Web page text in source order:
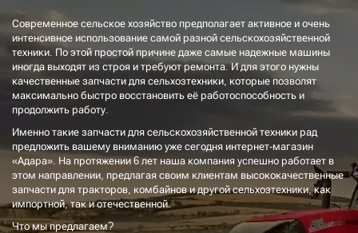
Современное сельское хозяйство предполагает активное и очень
интенсивное использование самой разной сельскохозяйственной
техники. По этой простой причине даже самые надежные машины
иногда выходят из строя и требуют ремонта. И для этого нужны
качественные запчасти для сельхозтехники, которые позволят
максимально быстро восстановить её работоспособность и
продолжить работу.
Именно такие запчасти для сельскохозяйственной техники рад
предложить вашему вниманию уже сегодня интернет-магазин
«Адара». На протяжении 6 лет наша компания успешно работает в
этом направлении, предлагая своим клиентам высококачественные
запчасти для тракторов, комбайнов и другой сельхозтехники, как
импортной, так и отечественной.
Что мы предлагаем?